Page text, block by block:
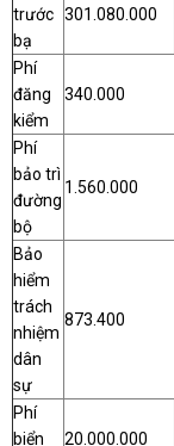
trước
bạ
301.080.000
Phí
đăng
kiểm
340.000
Phí
bảo trì
đường
bộ
1.560.000
Bảo
hiểm
trách
nhiệm
dân
sự
873.400
Phí
biển
20.000.000